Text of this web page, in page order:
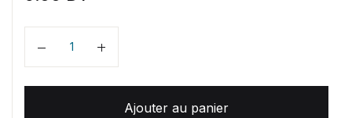
Quantité
Ajouter au panier